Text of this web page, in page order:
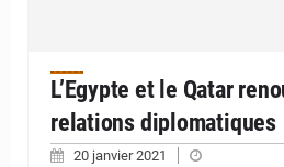
L’Egypte et le Qatar
relations diplomatiques
20 janvier 2021